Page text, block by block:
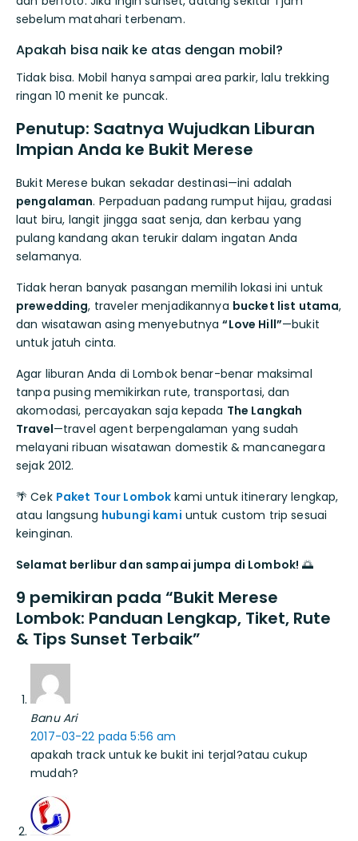
sebelum matahari terbenam.
Apakah bisa naik ke atas dengan mobil?
Tidak bisa. Mobil hanya sampai area parkir, lalu trekking
ringan 10 menit ke puncak.
Penutup: Saatnya Wujudkan Liburan
Impian Anda ke Bukit Merese
Bukit Merese bukan sekadar destinasi—ini adalah
pengalaman. Perpaduan padang rumput hijau, gradasi
laut biru, langit jingga saat senja, dan kerbau yang
pulang kandang akan terukir dalam ingatan Anda
selamanya.
Tidak heran banyak pasangan memilih lokasi ini untuk
prewedding, traveler menjadikannya bucket list utama,
dan wisatawan asing menyebutnya“Love Hill”—bukit
untuk jatuh cinta.
Agar liburan Anda di Lombok benar-benar maksimal
tanpa pusing memikirkan rute, transportasi, dan
akomodasi, percayakan saja kepada The Langkah
Travel—travel agent berpengalaman yang sudah
melayani ribuan wisatawan domestik & mancanegara
sejak 2012.
🌴 Cek Paket Tour Lombok kami untuk itinerary lengkap,
atau langsung hubungi kami untuk custom trip sesuai
keinginan.
Selamat berlibur dan sampai jumpa di Lombok! 🌅
9 pemikiran pada “Bukit Merese
Lombok: Panduan Lengkap, Tiket, Rute
& Tips Sunset Terbaik”
Banu Ari
2017-03-22 pada 5:56 am
apakah track untuk ke bukit ini terjal?atau cukup
mudah?